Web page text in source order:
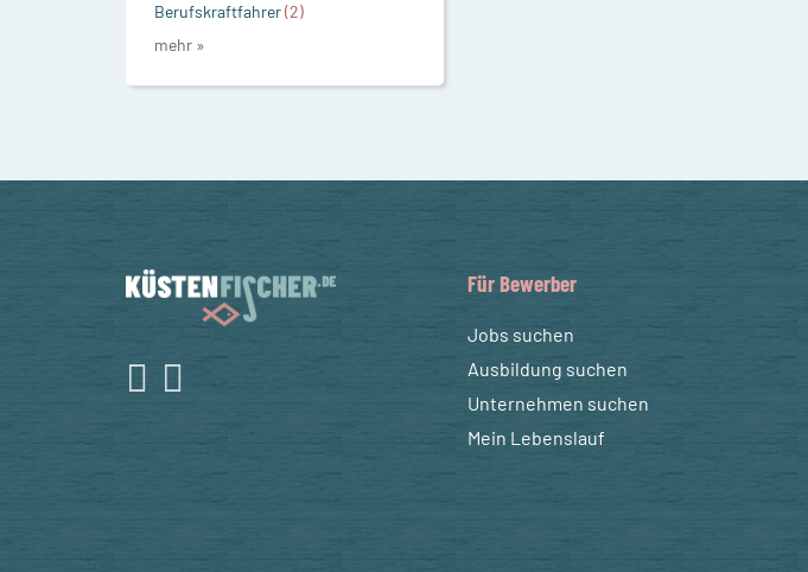
Berufskraftfahrer(2)
mehr »
Für Bewerber
Jobs suchen
Ausbildung suchen
Unternehmen suchen
Mein Lebenslauf